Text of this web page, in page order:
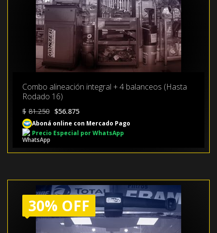
Combo alineación integral + 4 balanceos (Hasta
Rodado 16)
$ 81.250 El
precio
original
era:
$56.875El
precio
actual
es:
Aboná online con Mercado Pago
Precio Especial por WhatsApp
30% OFF